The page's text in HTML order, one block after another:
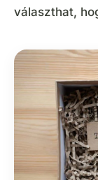
választhat,